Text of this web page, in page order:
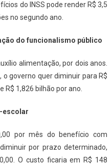
do INSS pode render R$ 3,5
no segundo ano.
do funcionalismo público
alimentação, por dois anos.
o governo quer diminuir para R$
R$ 1,826 bilhão por ano.
escolar
por mês do benefício com
por prazo determinado,
O custo ficaria em R$ 148